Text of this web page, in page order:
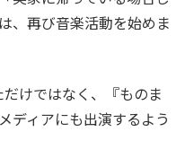
、再び音楽活動を始めま
けではなく、『ものま
ディアにも出演するよう